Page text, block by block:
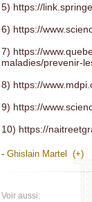
5) https://
6) https://
7) https://
maladies/prevenir-
8) https://
9) https://
10) https://
- Ghislain Martel (+)
Voir aussi: